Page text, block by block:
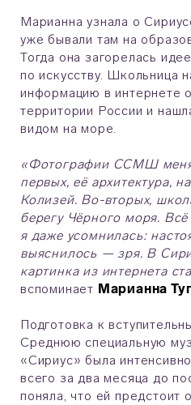
Марианна узнала о
уже бывали там на
Тогда она загорелась
по искусству. Школьница
информацию в интернете
территории России и
видом на море.
«Фотографии ССМШ
первых, её архитектура,
Колизей. Во-вторых,
берегу Чёрного моря.
я даже усомнилась:
выяснилось — зря. В
картинка из интернета
вспоминает Марианна
Подготовка к
Среднюю специальную
«Сириус» была
всего за два месяца до
поняла, что ей предстоит